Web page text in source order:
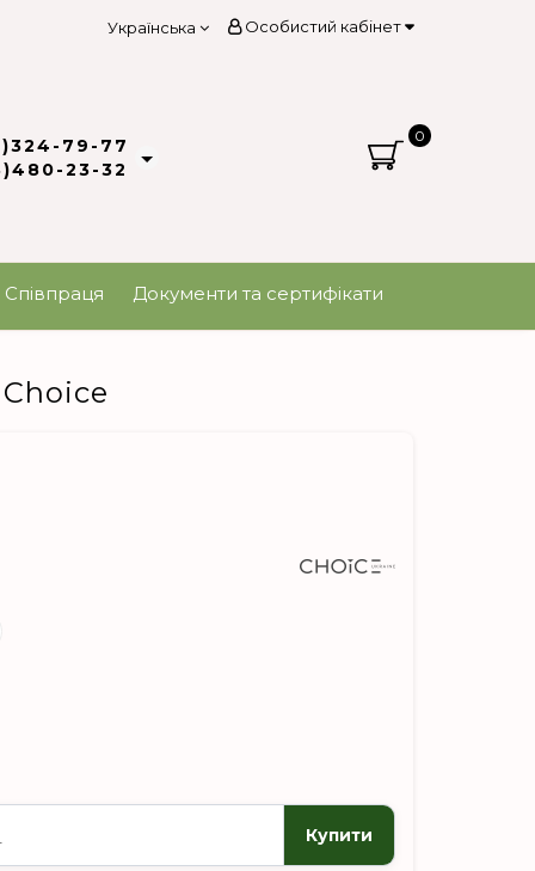
Особистий кабінет
Українська
79-77
23-32
0
Співпраця Документи та сертифікати
Купити